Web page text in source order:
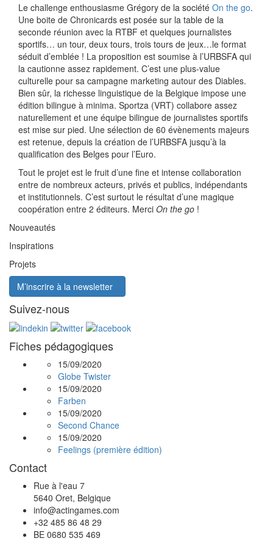
Le challenge enthousiasme Grégory de la société On the go.
Une boite de Chronicards est posée sur la table de la
seconde réunion avec la RTBF et quelques journalistes
sportifs… un tour, deux tours, trois tours de jeux…le format
séduit d’emblée ! La proposition est soumise à l’URBSFA qui
la cautionne assez rapidement. C’est une plus-value
culturelle pour sa campagne marketing autour des Diables.
Bien sûr, la richesse linguistique de la Belgique impose une
édition bilingue à minima. Sportza (VRT) collabore assez
naturellement et une équipe bilingue de journalistes sportifs
est mise sur pied. Une sélection de 60 évènements majeurs
est retenue, depuis la création de l’URBSFA jusqu’à la
qualification des Belges pour l’Euro.
Tout le projet est le fruit d’une fine et intense collaboration
entre de nombreux acteurs, privés et publics, indépendants
et institutionnels. C’est surtout le résultat d’une magique
coopération entre 2 éditeurs. Merci On the go !
Nouveautés
Inspirations
Projets
M’inscrire à la newsletter
Suivez-nous
Fiches pédagogiques
15/09/2020
Globe Twister
15/09/2020
Farben
15/09/2020
Second Chance
15/09/2020
Feelings (première édition)
Contact
Rue à l'eau 7
5640 Oret, Belgique
info@actingames.com
+32 485 86 48 29
BE 0680 535 469